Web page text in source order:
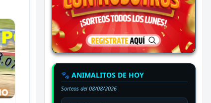
🐾 ANIMALITOS DE HOY
Sorteos del 08/08/2026